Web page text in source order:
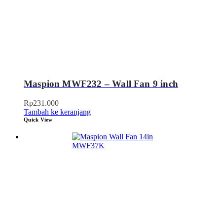
Maspion MWF232 – Wall Fan 9 inch
Rp231.000
Tambah ke keranjang
Quick View